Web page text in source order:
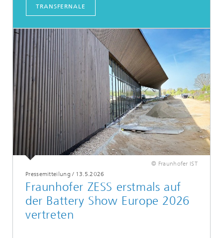
TRANSFERNALE
© Fraunhofer IST
Pressemitteilung / 13.5.2026
Fraunhofer ZESS erstmals auf
der Battery Show Europe 2026
vertreten